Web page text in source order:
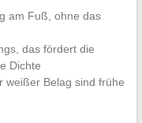
am Fuß, ohne das
das fördert die
Dichte
weißer Belag sind frühe